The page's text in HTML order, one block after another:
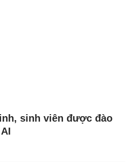
sinh viên được đào